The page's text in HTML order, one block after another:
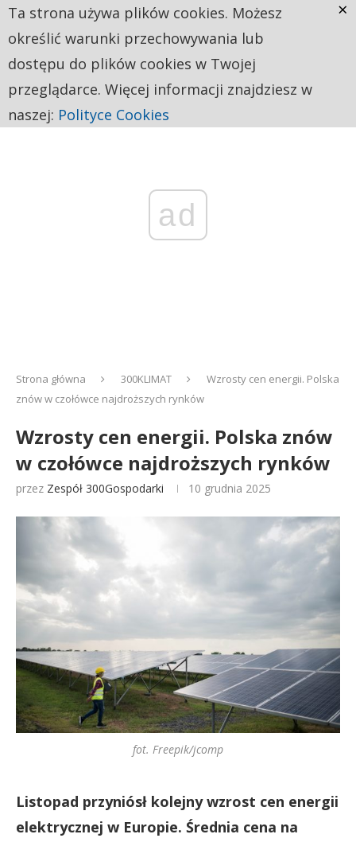
ad
Strona główna 300KLIMAT
Wzrosty cen energii. Polska
znów w czołówce najdroższych rynków
Wzrosty cen energii. Polska znów
w czołówce najdroższych rynków
przez Zespół 300Gospodarki 10 grudnia 2025
fot. Freepik/jcomp
Listopad przyniósł kolejny wzrost cen energii
elektrycznej w Europie. Średnia cena na
Ta strona używa plików cookies. Możesz
określić warunki przechowywania lub
dostępu do plików cookies w Twojej
przeglądarce. Więcej informacji znajdziesz w
naszej: Polityce Cookies
×